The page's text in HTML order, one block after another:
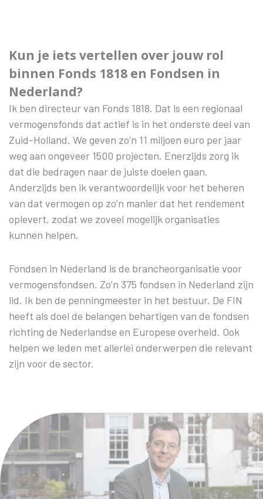
Kun je iets vertellen over jouw rol
binnen Fonds 1818 en Fondsen in
Nederland?
Ik ben directeur van Fonds 1818. Dat is een regionaal
vermogensfonds dat actief is in het onderste deel van
Zuid-Holland. We geven zo’n 11 miljoen euro per jaar
weg aan ongeveer 1500 projecten. Enerzijds zorg ik
dat die bedragen naar de juiste doelen gaan.
Anderzijds ben ik verantwoordelijk voor het beheren
van dat vermogen op zo’n manier dat het rendement
oplevert, zodat we zoveel mogelijk organisaties
kunnen helpen.
Fondsen in Nederland is de brancheorganisatie voor
vermogensfondsen. Zo’n 375 fondsen in Nederland zijn
lid. Ik ben de penningmeester in het bestuur. De FIN
heeft als doel de belangen behartigen van de fondsen
richting de Nederlandse en Europese overheid. Ook
helpen we leden met allerlei onderwerpen die relevant
zijn voor de sector.